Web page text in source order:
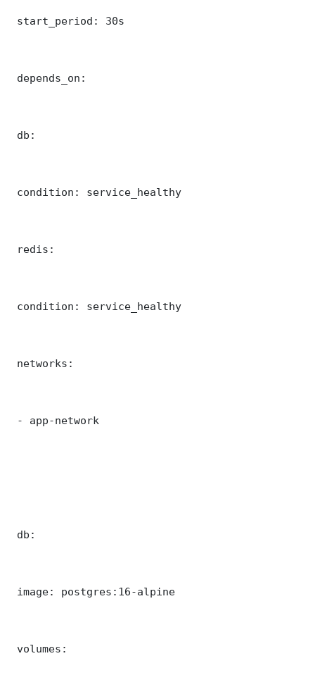
start_period: 30s
depends_on:
db:
condition: service_healthy
redis:
condition: service_healthy
networks:
- app-network
db:
image: postgres:16-alpine
volumes: